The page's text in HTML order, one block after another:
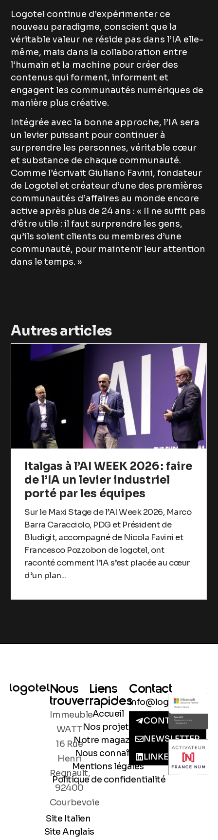
Logotel continue d’expérimenter ce
nouveau paradigme, conscient que la
véritable valeur ne réside pas dans l’IA elle-
même, mais dans la collaboration entre
l’humain et la machine pour créer des
contenus qui forment, informent et
engagent les communautés numériques de
manière plus créative.
Intégrée avec la bonne approche, l’IA sera
un levier puissant pour continuer à
surprendre les personnes, véritable cœur
et substance de chaque communauté.
Comme l’écrivait Giuliano Favini, fondateur
de Logotel et créateur d’une des premières
communautés d’affaires au monde encore
active après plus de 24 ans : « Il ne suffit pas
d’être utile : il faut surprendre les gens,
qu’ils soient clients ou membres d’une
communauté, pour maintenir leur attention
dans le temps. »
Autres articles
Italgas à l’AI WEEK 2026 : faire
de l’IA un levier industriel
porté par les équipes
Sur le Maxi Stage de l’AI Week 2026, Marco
Barra Caracciolo, PDG et Président de
Bludigit, accompagné de Nicola Favini et
Francesco Pozzobon de logotel, ont
raconté comment l’IA s’est placée au cœur
d’un plan...
Nous
trouver
Immeuble
WATT
16 Rue
Henri
Regnault,
92400
Courbevoie
Site Italien
Site Anglais
Liens
rapides
Accueil
Nos projets
Notre magazine
Nous connaître
Mentions légales
Politique de confidentialité
Contact
info@logotel.fr
CONTACT
NEWSLETTER
LINKEDIN